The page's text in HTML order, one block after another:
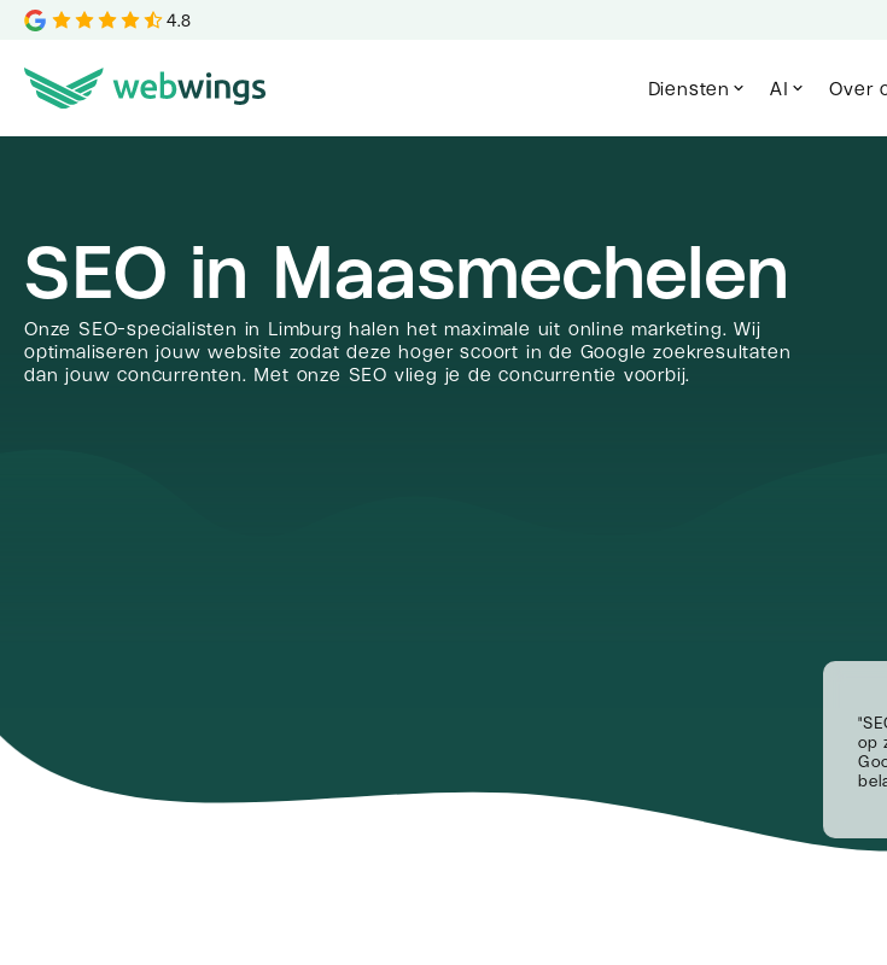
4.8
Diensten
AI Over
SEO in Maasmechelen
Onze SEO-specialisten in Limburg halen het maximale uit online marketing. Wij
optimaliseren jouw website zodat deze hoger scoort in de Google zoekresultaten
dan jouw concurrenten. Met onze SEO vlieg je de concurrentie voorbij.
op